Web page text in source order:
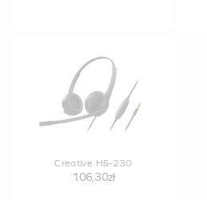
Creative HS-230
106,30zł